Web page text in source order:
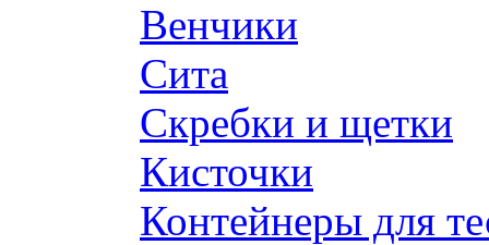
Венчики
Сита
Скребки и щетки
Кисточки
Контейнеры для